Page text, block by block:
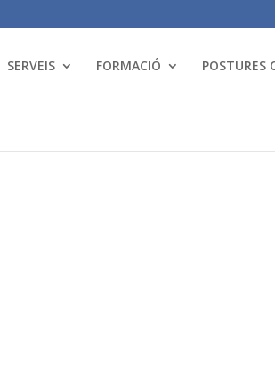
SERVEIS FORMACIÓ POSTURES